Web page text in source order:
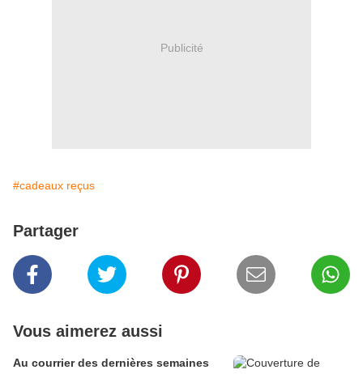
Publicité
#cadeaux reçus
Partager
Vous aimerez aussi
Au courrier des dernières semaines